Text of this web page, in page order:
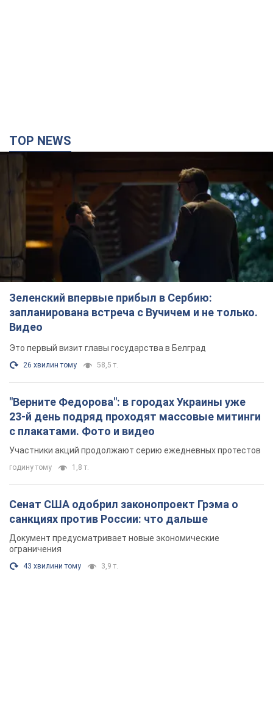
TOP NEWS
Зеленский впервые прибыл в Сербию:
запланирована встреча с Вучичем и не только.
Видео
Это первый визит главы государства в Белград
26 хвилин тому 58,5 т.
"Верните Федорова": в городах Украины уже
23-й день подряд проходят массовые митинги
с плакатами. Фото и видео
Участники акций продолжают серию ежедневных протестов
годину тому 1,8 т.
Сенат США одобрил законопроект Грэма о
санкциях против России: что дальше
Документ предусматривает новые экономические
ограничения
43 хвилини тому 3,9 т.